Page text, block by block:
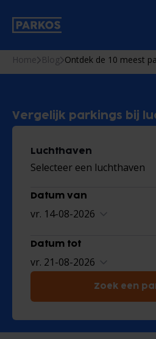
Home Blog Ontdek de 10 meest
Vergelijk parkings bij
Luchthaven
Selecteer een luchthaven
Datum van
vr. 14-08-2026
Datum tot
vr. 21-08-2026
Zoek een